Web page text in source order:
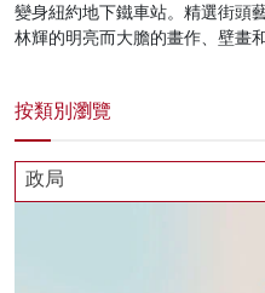
變身紐約地下鐵車站。精選街頭
林輝的明亮而大膽的畫作、壁畫
按類別瀏覽
政局